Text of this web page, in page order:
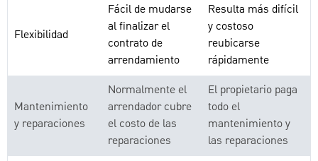
Flexibilidad
Fácil de mudarse
al finalizar el
contrato de
arrendamiento
Resulta más difícil
y costoso
reubicarse
rápidamente
Mantenimiento
y reparaciones
Normalmente el
arrendador cubre
el costo de las
reparaciones
El propietario paga
todo el
mantenimiento y
las reparaciones